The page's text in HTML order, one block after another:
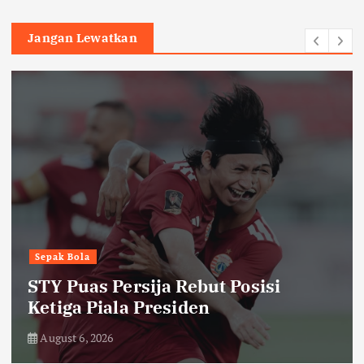
Jangan Lewatkan
Sepak Bola
STY Puas Persija Rebut Posisi
Ketiga Piala Presiden
August 6, 2026